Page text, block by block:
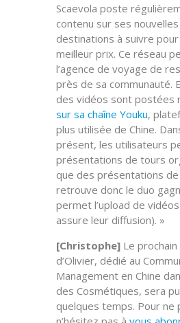
Scaevola poste
contenu sur ses
destinations à suivre
meilleur prix. Ce réseau
l’agence de voyage de
près de sa communauté.
des vidéos sont postées
sur sa chaîne Youku,
plus utilisée de Chine.
présent, les utilisateurs
présentations de tours
que des présentations de
retrouve donc le duo
permet l’upload de
assure leur diffusion). »
[Christophe]Le prochain
d’Olivier, dédié au
Management en Chine
des Cosmétiques, sera
quelques temps. Pour ne